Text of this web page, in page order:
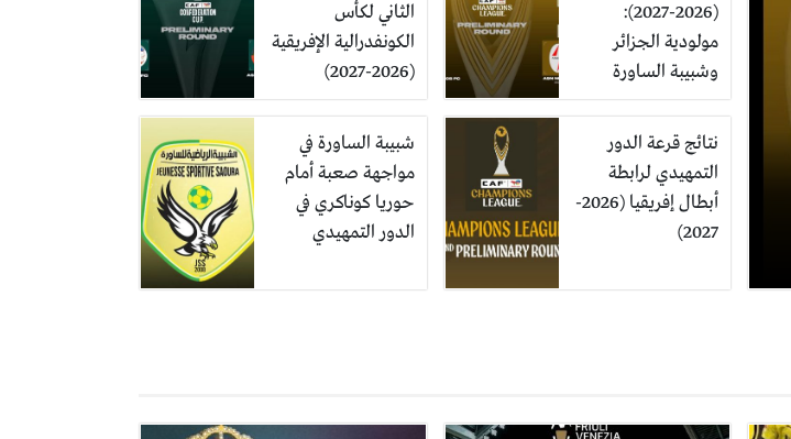
(2026-2027):
مولودية الجزائر
وشبيبة الساورة
الثاني لكأس
الكونفدرالية الإفريقية
(2026-2027)
نتائج قرعة الدور
التمهيدي لرابطة
أبطال إفريقيا (2026-
2027)
شبيبة الساورة في
مواجهة صعبة أمام
حوريا كوناكري في
الدور التمهيدي